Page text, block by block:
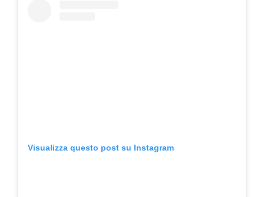
Visualizza questo post su Instagram